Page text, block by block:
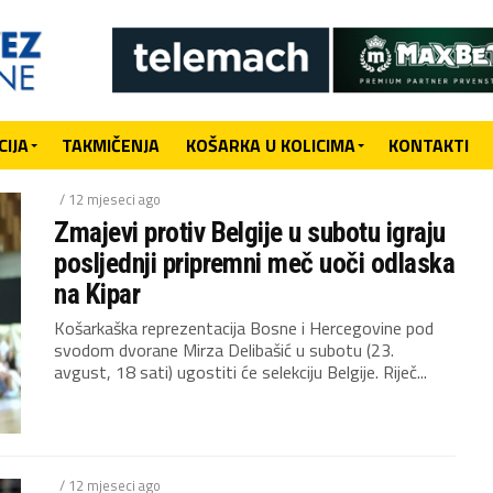
TAKMIČENJA KOŠARKA U KOLICIMA KONTAKTI
/ 12 mjeseci ago
Zmajevi protiv Belgije u subotu igraju
posljednji pripremni meč uoči odlaska
na Kipar
Košarkaška reprezentacija Bosne i Hercegovine pod
svodom dvorane Mirza Delibašić u subotu (23.
avgust, 18 sati) ugostiti će selekciju Belgije. Riječ...
/ 12 mjeseci ago